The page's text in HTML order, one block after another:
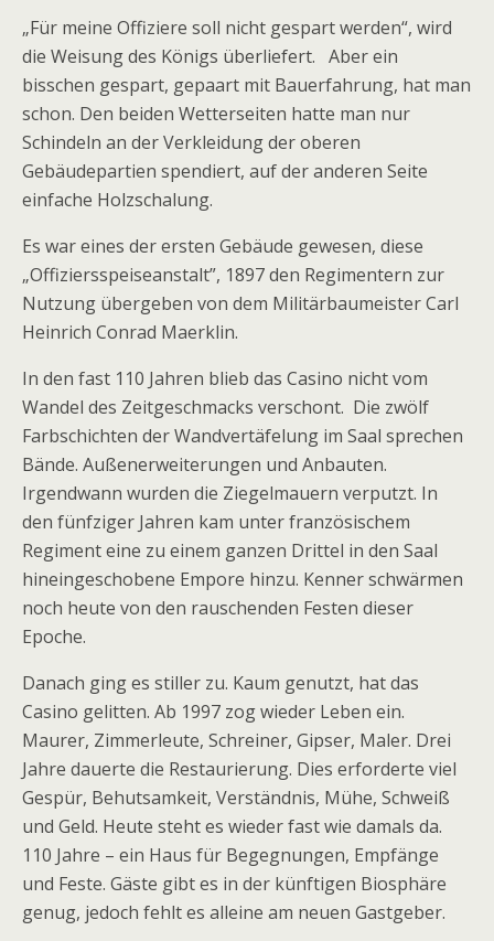
„Für meine Offiziere soll nicht gespart werden“, wird
die Weisung des Königs überliefert. Aber ein
bisschen gespart, gepaart mit Bauerfahrung, hat man
schon. Den beiden Wetterseiten hatte man nur
Schindeln an der Verkleidung der oberen
Gebäudepartien spendiert, auf der anderen Seite
einfache Holzschalung.
Es war eines der ersten Gebäude gewesen, diese
„Offiziersspeiseanstalt”, 1897 den Regimentern zur
Nutzung übergeben von dem Militärbaumeister Carl
Heinrich Conrad Maerklin.
In den fast 110 Jahren blieb das Casino nicht vom
Wandel des Zeitgeschmacks verschont. Die zwölf
Farbschichten der Wandvertäfelung im Saal sprechen
Bände. Außenerweiterungen und Anbauten.
Irgendwann wurden die Ziegelmauern verputzt. In
den fünfziger Jahren kam unter französischem
Regiment eine zu einem ganzen Drittel in den Saal
hineingeschobene Empore hinzu. Kenner schwärmen
noch heute von den rauschenden Festen dieser
Epoche.
Danach ging es stiller zu. Kaum genutzt, hat das
Casino gelitten. Ab 1997 zog wieder Leben ein.
Maurer, Zimmerleute, Schreiner, Gipser, Maler. Drei
Jahre dauerte die Restaurierung. Dies erforderte viel
Gespür, Behutsamkeit, Verständnis, Mühe, Schweiß
und Geld. Heute steht es wieder fast wie damals da.
110 Jahre – ein Haus für Begegnungen, Empfänge
und Feste. Gäste gibt es in der künftigen Biosphäre
genug, jedoch fehlt es alleine am neuen Gastgeber.